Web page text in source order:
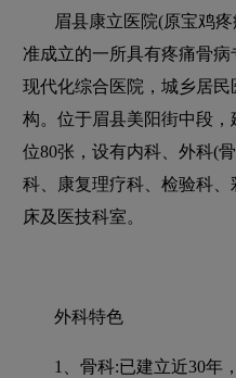
眉县康立医院(原宝鸡
准成立的一所具有疼痛骨
现代化综合医院，城乡居
构。位于眉县美阳街中段，
位80张，设有内科、外科(
科、康复理疗科、检验科
床及医技科室。
外科特色
1、骨科:已建立近30年